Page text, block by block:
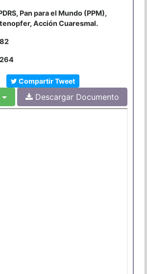
Pan para el Mundo (PPM),
Acción Cuaresmal.
Compartir Tweet
Descargar Documento